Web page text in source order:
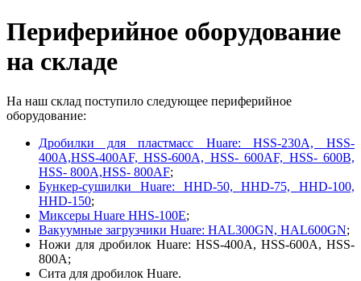
Периферийное оборудование
на складе
На наш склад поступило следующее периферийное
оборудование:
Дробилки для пластмасс Huare: HSS-230A, HSS-
400A,HSS-400AF, HSS-600A, HSS- 600AF, HSS- 600B,
HSS- 800A,HSS- 800AF;
Бункер-сушилки Huare: HHD-50, HHD-75, HHD-100,
HHD-150;
Миксеры Huare HHS-100E;
Вакуумные загрузчики Huare: HAL300GN, HAL600GN;
Ножи для дробилок Huare: HSS-400А, HSS-600А, HSS-
800А;
Сита для дробилок Huare.